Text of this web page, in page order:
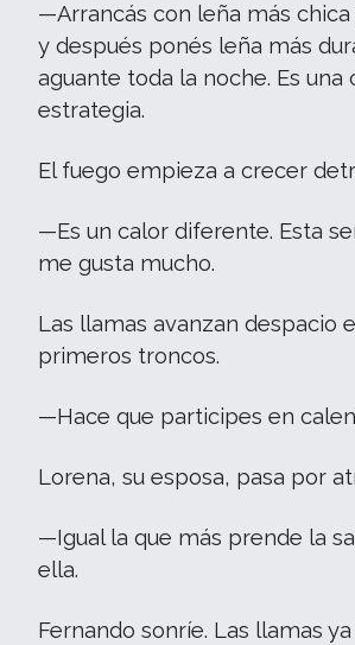
—Arrancás con leña más
y después ponés leña más
aguante toda la noche. Es una
estrategia.
El fuego empieza a crecer
—Es un calor diferente. Esta
me gusta mucho.
Las llamas avanzan despacio
primeros troncos.
—Hace que participes en
Lorena, su esposa, pasa por
—Igual la que más prende la
ella.
Fernando sonríe. Las llamas